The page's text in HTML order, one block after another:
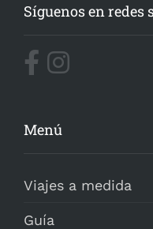
Síguenos en redes
Menú
Viajes a medida
Guía